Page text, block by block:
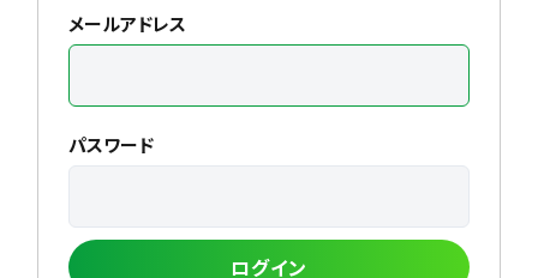
メールアドレス
パスワード
ログイン